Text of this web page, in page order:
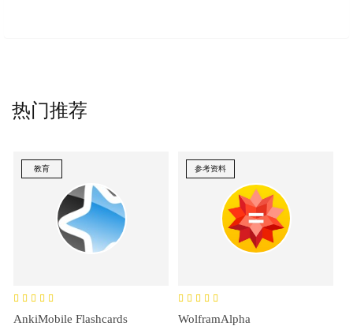
热门推荐
教育
AnkiMobile Flashcards
参考资料
WolframAlpha